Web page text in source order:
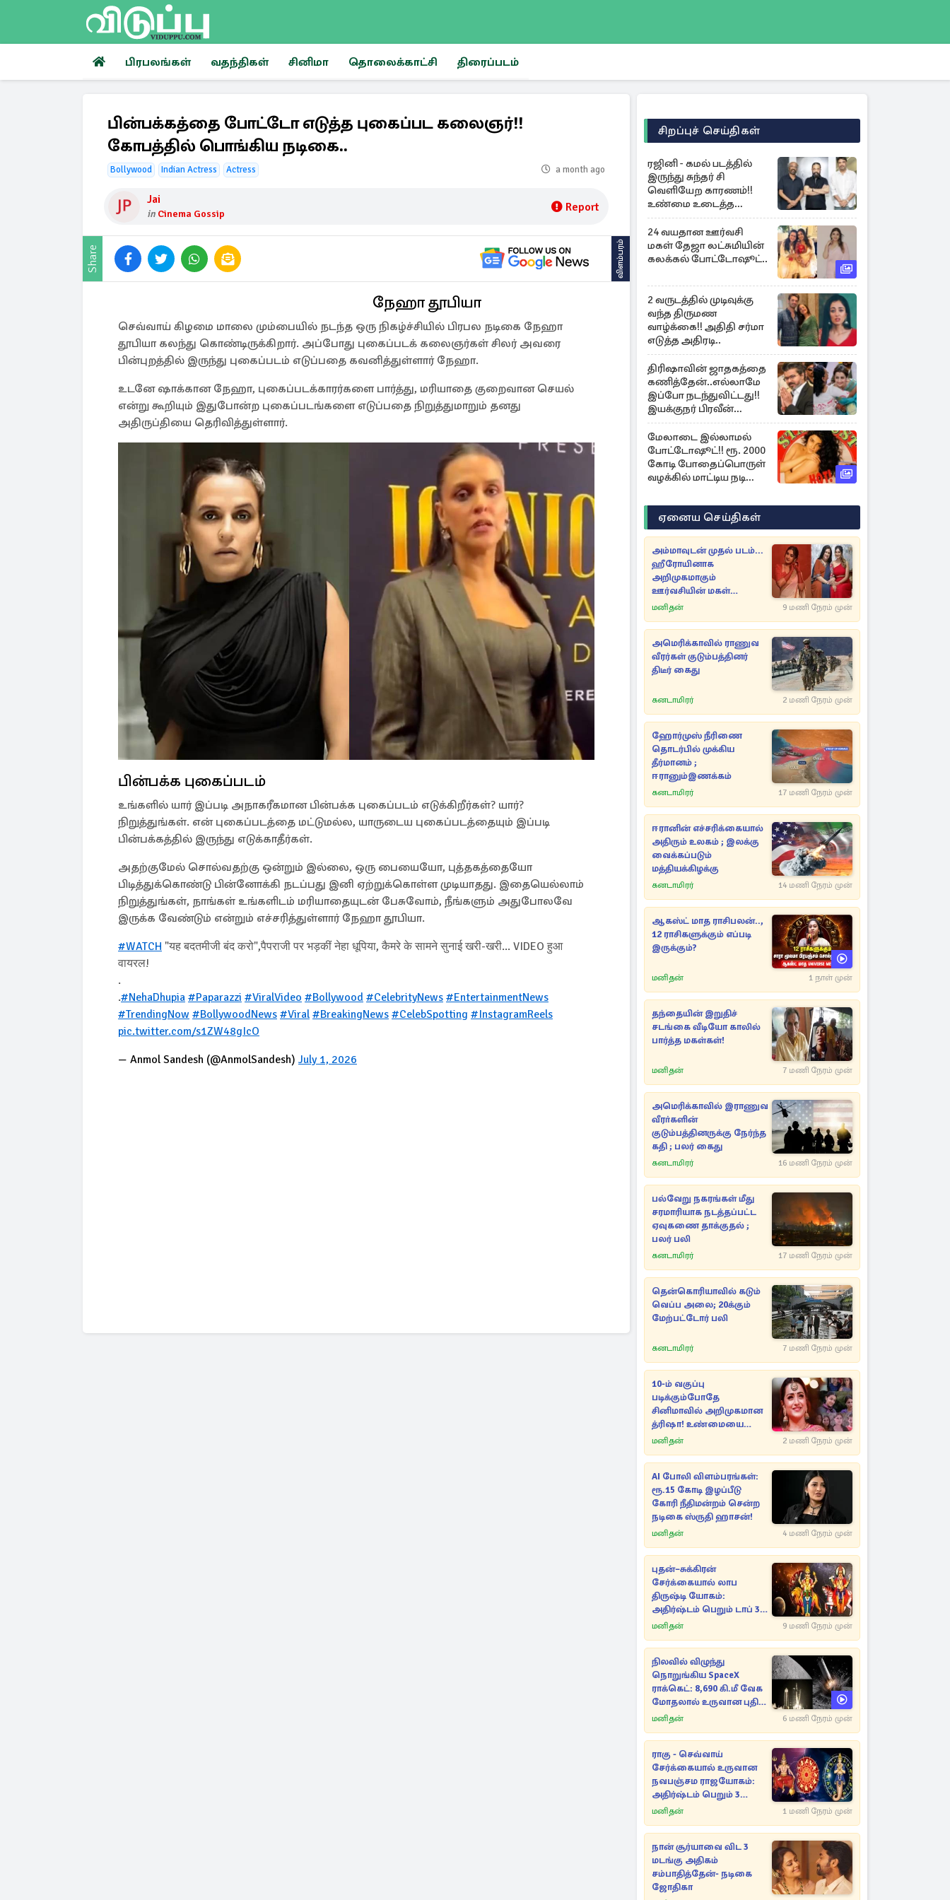
பிரபலங்கள் வதந்திகள் சினிமா தொலைக்காட்சி திரைப்படம்
பின்பக்கத்தை போட்டோ எடுத்த புகைப்பட கலைஞர்!!
கோபத்தில் பொங்கிய நடிகை..
Bollywood Indian Actress Actress a month ago
Jai
in Cinema Gossip Report
Share விளம்பரம்
நேஹா தூபியா
செவ்வாய் கிழமை மாலை மும்பையில் நடந்த ஒரு நிகழ்ச்சியில் பிரபல நடிகை நேஹா
தூபியா கலந்து கொண்டிருக்கிறார். அப்போது புகைப்படக் கலைஞர்கள் சிலர் அவரை
பின்புறத்தில் இருந்து புகைப்படம் எடுப்பதை கவனித்துள்ளார் நேஹா.
உடனே ஷாக்கான நேஹா, புகைப்படக்காரர்களை பார்த்து, மரியாதை குறைவான செயல்
என்று கூறியும் இதுபோன்ற புகைப்படங்களை எடுப்பதை நிறுத்துமாறும் தனது
அதிருப்தியை தெரிவித்துள்ளார்.
பின்பக்க புகைப்படம்
உங்களில் யார் இப்படி அநாகரீகமான பின்பக்க புகைப்படம் எடுக்கிறீர்கள்? யார்?
நிறுத்துங்கள். என் புகைப்படத்தை மட்டுமல்ல, யாருடைய புகைப்படத்தையும் இப்படி
பின்பக்கத்தில் இருந்து எடுக்காதீர்கள்.
அதற்குமேல் சொல்வதற்கு ஒன்றும் இல்லை, ஒரு பையையோ, புத்தகத்தையோ
பிடித்துக்கொண்டு பின்னோக்கி நடப்பது இனி ஏற்றுக்கொள்ள முடியாதது. இதையெல்லாம்
நிறுத்துங்கள், நாங்கள் உங்களிடம் மரியாதையுடன் பேசுவோம், நீங்களும் அதுபோலவே
இருக்க வேண்டும் என்றும் எச்சரித்துள்ளார் நேஹா தூபியா.
#WATCH "यह बदतमीजी बंद करो",पैपराजी पर भड़कीं नेहा धूपिया, कैमरे के सामने सुनाई खरी-खरी... VIDEO हुआ
वायरल!
.
.#NehaDhupia #Paparazzi #ViralVideo #Bollywood #CelebrityNews #EntertainmentNews
#TrendingNow #BollywoodNews #Viral #BreakingNews #CelebSpotting #InstagramReels
pic.twitter.com/s1ZW48gIcO
— Anmol Sandesh (@AnmolSandesh) July 1, 2026
சிறப்புச் செய்திகள்
ரஜினி - கமல் படத்தில்
இருந்து சுந்தர் சி
வெளியேற காரணம்!!
உண்மை உடைத்த
நடிகை குஷ்பூ..
24 வயதான ஊர்வசி
மகள் தேஜா லட்சுமியின்
கலக்கல் போட்டோஷூட்..
2 வருடத்தில் முடிவுக்கு
வந்த திருமண
வாழ்க்கை!! அதிதி சர்மா
எடுத்த அதிரடி..
திரிஷாவின் ஜாதகத்தை
கணித்தேன்..எல்லாமே
இப்போ நடந்துவிட்டது!!
இயக்குநர் பிரவீன்
காந்தி..
மேலாடை இல்லாமல்
போட்டோஷூட்!! ரூ. 2000
கோடி போதைப்பொருள்
வழக்கில் மாட்டிய நடிகை
ஏனைய செய்திகள்
அம்மாவுடன் முதல் படம்...
ஹீரோயினாக
அறிமுகமாகும்
ஊர்வசியின் மகள்
தேஜலட்சுமி!
மனிதன் 9 மணி நேரம் முன்
அமெரிக்காவில் ராணுவ
வீரர்கள் குடும்பத்தினர்
திடீர் கைது
கனடாமிரர் 2 மணி நேரம் முன்
ஹோர்முஸ் நீரிணை
தொடர்பில் முக்கிய
தீர்மானம் ;
ஈரானும்இணக்கம்
கனடாமிரர் 17 மணி நேரம் முன்
ஈரானின் எச்சரிக்கையால்
அதிரும் உலகம் ; இலக்கு
வைக்கப்படும்
மத்தியக்கிழக்கு
கனடாமிரர் 14 மணி நேரம் முன்
ஆகஸ்ட் மாத ராசிபலன்..,
12 ராசிகளுக்கும் எப்படி
இருக்கும்?
மனிதன் 1 நாள் முன்
தந்தையின் இறுதிச்
சடங்கை வீடியோ காலில்
பார்த்த மகள்கள்!
மனிதன் 7 மணி நேரம் முன்
அமெரிக்காவில் இராணுவ
வீரா்களின்
குடும்பத்தினருக்கு நேர்ந்த
கதி ; பலர் கைது
கனடாமிரர் 16 மணி நேரம் முன்
பல்வேறு நகரங்கள் மீது
சரமாரியாக நடத்தப்பட்ட
ஏவுகணை தாக்குதல் ;
பலர் பலி
கனடாமிரர் 17 மணி நேரம் முன்
தென்கொரியாவில் கடும்
வெப்ப அலை; 20க்கும்
மேற்பட்டோர் பலி
கனடாமிரர் 7 மணி நேரம் முன்
10-ம் வகுப்பு
படிக்கும்போதே
சினிமாவில் அறிமுகமான
த்ரிஷா! உண்மையை
பகிர்ந்த இயக்குநர் பிரவீன்
மனிதன் 2 மணி நேரம் முன்
AI போலி விளம்பரங்கள்:
ரூ.15 கோடி இழப்பீடு
கோரி நீதிமன்றம் சென்ற
நடிகை ஸ்ருதி ஹாசன்!
மனிதன் 4 மணி நேரம் முன்
புதன்–சுக்கிரன்
சேர்க்கையால் லாப
திருஷ்டி யோகம்:
அதிர்ஷ்டம் பெறும் டாப் 3
ராசிகள்!
மனிதன் 9 மணி நேரம் முன்
நிலவில் விழுந்து
நொறுங்கிய SpaceX
ராக்கெட்: 8,690 கி.மீ வேக
மோதலால் உருவான புதிய
பள்ளம்!
மனிதன் 6 மணி நேரம் முன்
ராகு - செவ்வாய்
சேர்க்கையால் உருவான
நவபஞ்சம ராஜயோகம்:
அதிர்ஷ்டம் பெறும் 3
ராசிகள்!
மனிதன் 1 மணி நேரம் முன்
நான் சூர்யாவை விட 3
மடங்கு அதிகம்
சம்பாதித்தேன்- நடிகை
ஜோதிகா